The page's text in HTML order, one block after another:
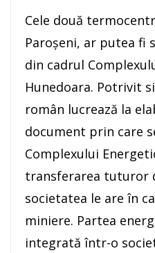
Cele două
Paroșeni, ar putea fi
din cadrul
Hunedoara. Potrivit
român lucrează la
document prin care
Complexului
transferarea tuturor
societatea le are în
miniere. Partea
integrată într-o